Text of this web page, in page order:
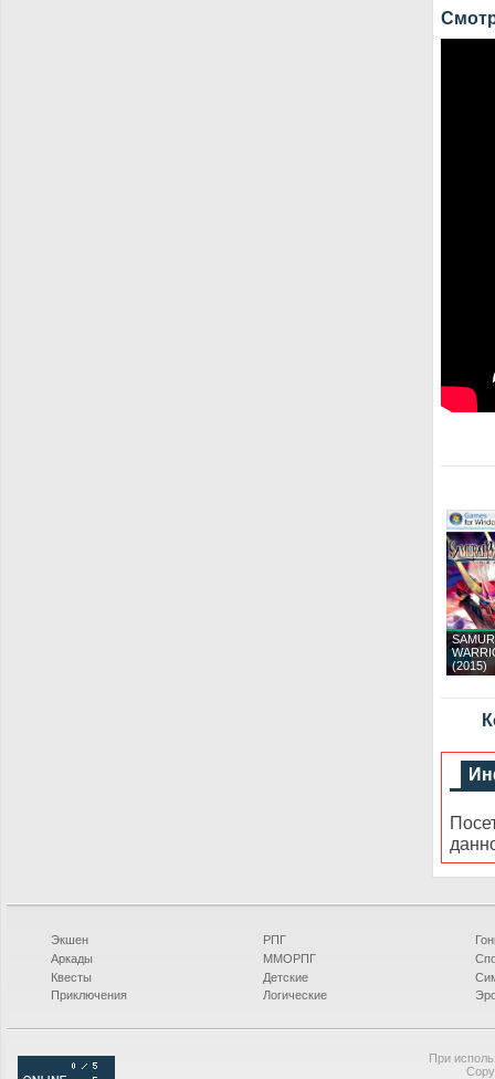
(2015)
Экшен
Аркады
Квесты
Приключения
РПГ
ММОРПГ
Детские
Логические
При